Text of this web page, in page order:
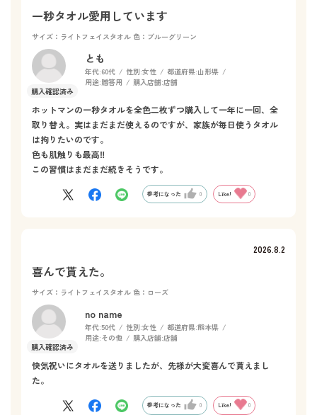
一秒タオル愛用しています
サイズ：ライトフェイスタオル 色：ブルーグリーン
とも
年代:60代 性別:女性 都道府県:山形県
用途:贈答用 購入店舗:店舗
ホットマンの一秒タオルを全色二枚ずつ購入して一年に一回、全
取り替え。実はまだまだ使えるのですが、家族が毎日使うタオル
は拘りたいのです。
色も肌触りも最高‼️
この習慣はまだまだ続きそうです。
参考になった 0 Like! 0
2026.8.2
喜んで貰えた。
サイズ：ライトフェイスタオル 色：ローズ
no name
年代:50代 性別:女性 都道府県:熊本県
用途:その他 購入店舗:店舗
快気祝いにタオルを送りましたが、先様が大変喜んで貰えまし
た。
参考になった 0 Like! 0